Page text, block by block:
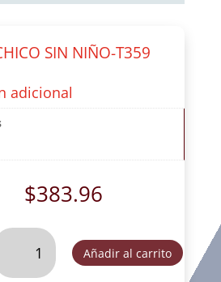
SIN NIÑO-T359
adicional
$383.96
Añadir al carrito